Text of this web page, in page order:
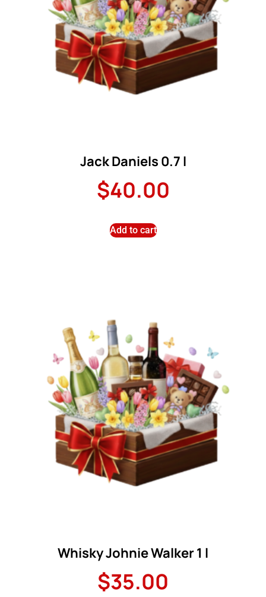
Jack Daniels 0.7 l
$40.00
Add to cart
Whisky Johnie Walker 1 l
$35.00